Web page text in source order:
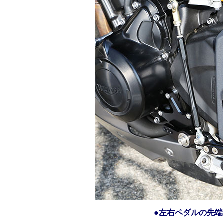
●左右ペダルの先